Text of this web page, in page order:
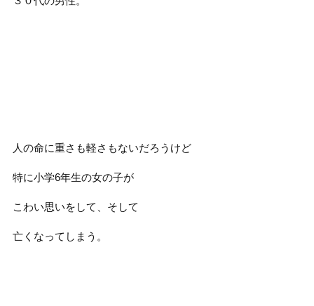
人の命に重さも軽さもないだろうけど
特に小学6年生の女の子が
こわい思いをして、そして
亡くなってしまう。